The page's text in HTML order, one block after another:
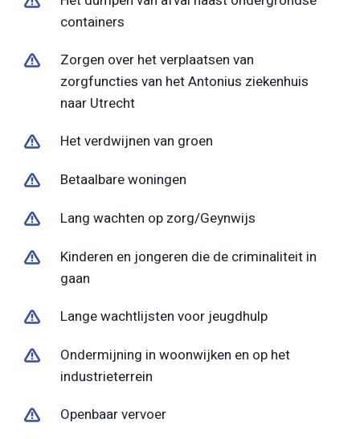
containers
Zorgen over het verplaatsen van
zorgfuncties van het Antonius ziekenhuis
naar Utrecht
Het verdwijnen van groen
Betaalbare woningen
Lang wachten op zorg/Geynwijs
Kinderen en jongeren die de criminaliteit in
gaan
Lange wachtlijsten voor jeugdhulp
Ondermijning in woonwijken en op het
industrieterrein
Openbaar vervoer